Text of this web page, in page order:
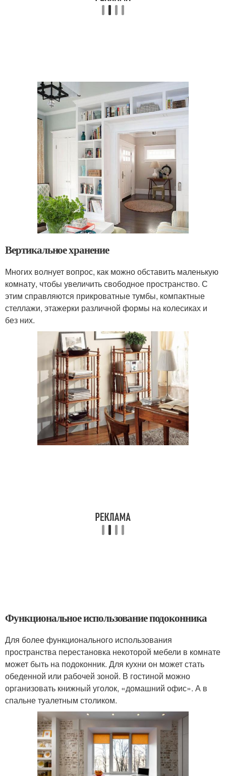
Вертикальное хранение
Многих волнует вопрос, как можно обставить маленькую
комнату, чтобы увеличить свободное пространство. С
этим справляются прикроватные тумбы, компактные
стеллажи, этажерки различной формы на колесиках и
без них.
Функциональное использование подоконника
Для более функционального использования
пространства перестановка некоторой мебели в комнате
может быть на подоконник. Для кухни он может стать
обеденной или рабочей зоной. В гостиной можно
организовать книжный уголок, «домашний офис». А в
спальне туалетным столиком.